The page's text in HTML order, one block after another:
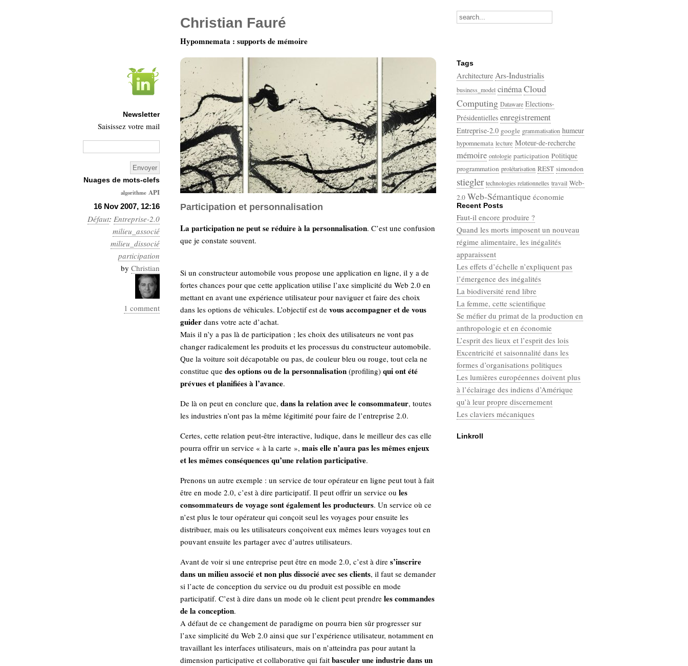
16 Nov 2007, 12:16
Défaut: Entreprise-2.0
milieu_associé
milieu_dissocié
participation
by Christian
1 comment
Participation et personnalisation
La participation ne peut se réduire à la personnalisation. C’est une confusion
que je constate souvent.
Si un constructeur automobile vous propose une application en ligne, il y a de
fortes chances pour que cette application utilise l’axe simplicité du Web 2.0 en
mettant en avant une expérience utilisateur pour naviguer et faire des choix
dans les options de véhicules. L’objectif est de vous accompagner et de vous
guider dans votre acte d’achat.
Mais il n’y a pas là de participation ; les choix des utilisateurs ne vont pas
changer radicalement les produits et les processus du constructeur automobile.
Que la voiture soit décapotable ou pas, de couleur bleu ou rouge, tout cela ne
constitue que des options ou de la personnalisation (profiling) qui ont été
prévues et planifiées à l’avance.
De là on peut en conclure que, dans la relation avec le consommateur, toutes
les industries n’ont pas la même légitimité pour faire de l’entreprise 2.0.
Certes, cette relation peut-être interactive, ludique, dans le meilleur des cas elle
pourra offrir un service « à la carte », mais elle n’aura pas les mêmes enjeux
et les mêmes conséquences qu’une relation participative.
Prenons un autre exemple : un service de tour opérateur en ligne peut tout à fait
être en mode 2.0, c’est à dire participatif. Il peut offrir un service ou les
consommateurs de voyage sont également les producteurs. Un service où ce
n’est plus le tour opérateur qui conçoit seul les voyages pour ensuite les
distribuer, mais ou les utilisateurs conçoivent eux mêmes leurs voyages tout en
pouvant ensuite les partager avec d’autres utilisateurs.
Avant de voir si une entreprise peut être en mode 2.0, c’est à dire s’inscrire
dans un milieu associé et non plus dissocié avec ses clients, il faut se demander
si l’acte de conception du service ou du produit est possible en mode
participatif. C’est à dire dans un mode où le client peut prendre les commandes
de la conception.
A défaut de ce changement de paradigme on pourra bien sûr progresser sur
l’axe simplicité du Web 2.0 ainsi que sur l’expérience utilisateur, notamment en
travaillant les interfaces utilisateurs, mais on n’atteindra pas pour autant la
dimension participative et collaborative qui fait basculer une industrie dans un
Recent Posts
Faut-il encore produire ?
Quand les morts imposent un nouveau
régime alimentaire, les inégalités
apparaissent
Les effets d’échelle n’expliquent pas
l’émergence des inégalités
La biodiversité rend libre
La femme, cette scientifique
Se méfier du primat de la production en
anthropologie et en économie
L’esprit des lieux et l’esprit des lois
Excentricité et saisonnalité dans les
formes d’organisations politiques
Les lumières européennes doivent plus
à l’éclairage des indiens d’Amérique
qu’à leur propre discernement
Les claviers mécaniques
Linkroll
Christian Fauré
Hypomnemata : supports de mémoire
Newsletter
Saisissez votre mail
Nuages de mots-clefs
algorithme API
Architecture
Ars-
Industrialis
business_model
cinéma
Cloud
Computing
Tags
Architecture Ars-Industrialis
business_model cinémaCloud
Computing Dataware Elections-
Présidentielles enregistrement
Entreprise-2.0 google grammatisation humeur
hypomnemata lecture Moteur-de-recherche
mémoire ontologie participation Politique
programmation prolétarisation REST simondon
stiegler technologies relationnelles travail Web-
2.0 Web-Sémantique économie
écriture
Categories
Défaut